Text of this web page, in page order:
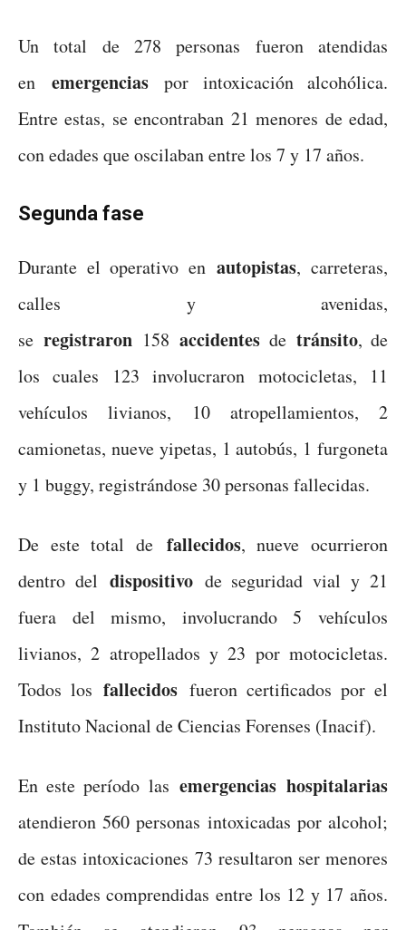
Un total de 278 personas fueron atendidas
en emergenciaspor intoxicación alcohólica.
Entre estas, se encontraban 21 menores de edad,
con edades que oscilaban entre los 7 y 17 años.
Segunda fase
Durante el operativo enautopistas, carreteras,
calles y avenidas,
se registraron158 accidentesdetránsito, de
los cuales 123 involucraron motocicletas, 11
vehículos livianos, 10 atropellamientos, 2
camionetas, nueve yipetas, 1 autobús, 1 furgoneta
y 1 buggy, registrándose 30 personas fallecidas.
De este total de fallecidos, nueve ocurrieron
dentro del dispositivode seguridad vial y 21
fuera del mismo, involucrando 5 vehículos
livianos, 2 atropellados y 23 por motocicletas.
Todos losfallecidos fueron certificados por el
Instituto Nacional de Ciencias Forenses (Inacif).
En este período las emergencias hospitalarias
atendieron 560 personas intoxicadas por alcohol;
de estas intoxicaciones 73 resultaron ser menores
con edades comprendidas entre los 12 y 17 años.